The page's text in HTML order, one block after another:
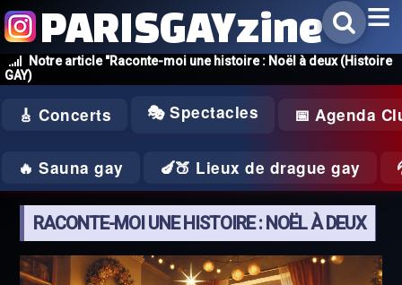
Notre article "Raconte-moi une histoire : Noël à deux (Histoire
GAY)
PARISGAYzine
🎸 Concerts 🎭 Spectacles 📅 Agenda
🔥 Sauna gay 🍆🍑 Lieux de drague gay
RACONTE-MOI UNE HISTOIRE : NOËL À DEUX